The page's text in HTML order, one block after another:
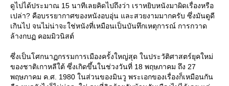
ดูไปได้ประมาณ 15 นาทีเลยคิดไปถึงว่า เราหยิบหนังมาผิดเรื่องหรือ
เปล่า? คือบรรยากาศของหนังอบอุ่น และสวยงามมากครับ ซึ่งมันดูดี
เกินไป จนไม่น่าจะใช่หนังที่เหมือนเป็นบันทึกเหตุการณ์ การกวาด
ล้างกบฏ คอมมิวนิสต์
ซึ่งเป็นโศกนาฏกรรมการเมืองครั้งใหญ่สุด ในประวัติศาสตร์ยุคใหม่
ของชาติเกาหลีใต้ ซึ่งเกิดขึ้นในช่วงวันที่ 18 พฤษภาคม ถึง 27
พฤษภาคม ค.ศ. 1980 ในส่วนของมินวู พระเอกของเรื่องก็เหมือนกัน